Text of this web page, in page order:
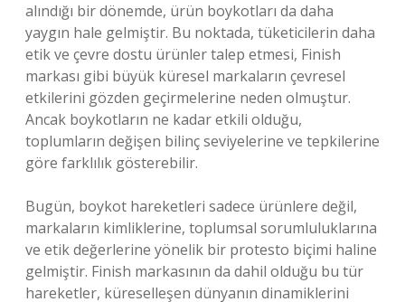
alındığı bir dönemde, ürün boykotları da daha
yaygın hale gelmiştir. Bu noktada, tüketicilerin daha
etik ve çevre dostu ürünler talep etmesi, Finish
markası gibi büyük küresel markaların çevresel
etkilerini gözden geçirmelerine neden olmuştur.
Ancak boykotların ne kadar etkili olduğu,
toplumların değişen bilinç seviyelerine ve tepkilerine
göre farklılık gösterebilir.
Bugün, boykot hareketleri sadece ürünlere değil,
markaların kimliklerine, toplumsal sorumluluklarına
ve etik değerlerine yönelik bir protesto biçimi haline
gelmiştir. Finish markasının da dahil olduğu bu tür
hareketler, küreselleşen dünyanın dinamiklerini